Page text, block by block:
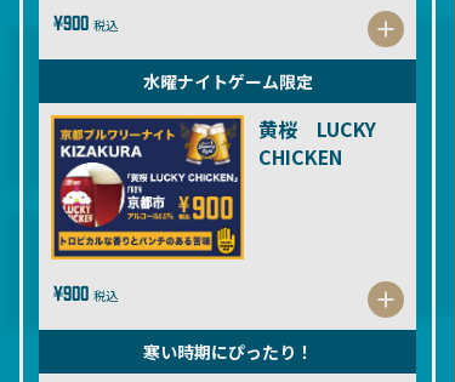
¥900 税込
水曜ナイトゲーム限定
黄桜 LUCKY
CHICKEN
¥900 税込
寒い時期にぴったり！